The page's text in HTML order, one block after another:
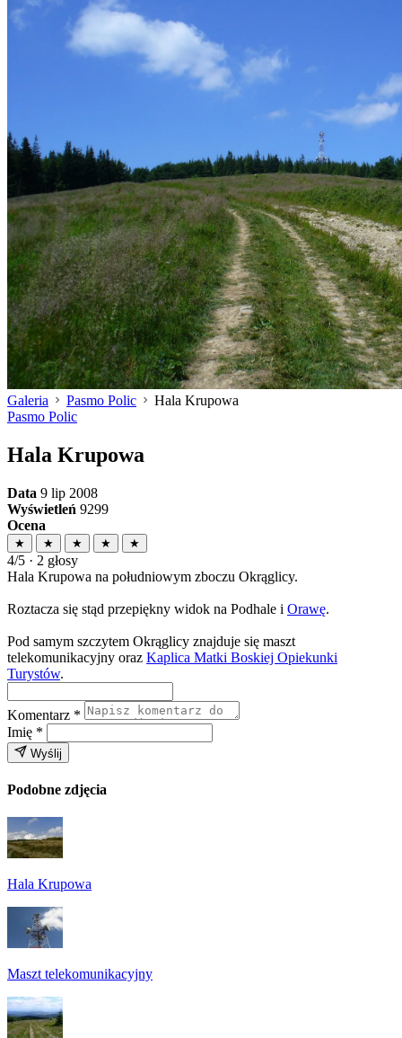
Galeria Pasmo Polic
Hala Krupowa
Pasmo Polic
Hala Krupowa
Data 9 lip 2008
Wyświetleń 9299
Ocena
★ ★ ★ ★ ★
4/5 · 2 głosy
Hala Krupowa na południowym zboczu Okrąglicy.
Roztacza się stąd przepiękny widok na Podhale i Orawę.
Pod samym szczytem Okrąglicy znajduje się maszt
telekomunikacyjny oraz Kaplica Matki Boskiej Opiekunki
Turystów.
Komentarz *
Imię *
Wyślij
Podobne zdjęcia
Hala Krupowa
Maszt telekomunikacyjny